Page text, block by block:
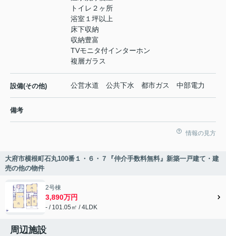
トイレ２ヶ所
浴室１坪以上
床下収納
収納豊富
TVモニタ付インターホン
複層ガラス
設備(その他) 公営水道 公共下水 都市ガス 中部電力
備考
情報の見方
大府市横根町石丸100番１・６・７『仲介手数料無料』新築一戸建て・建
売の他の物件
2号棟
3,890万円
- / 101.05㎡ / 4LDK
周辺施設